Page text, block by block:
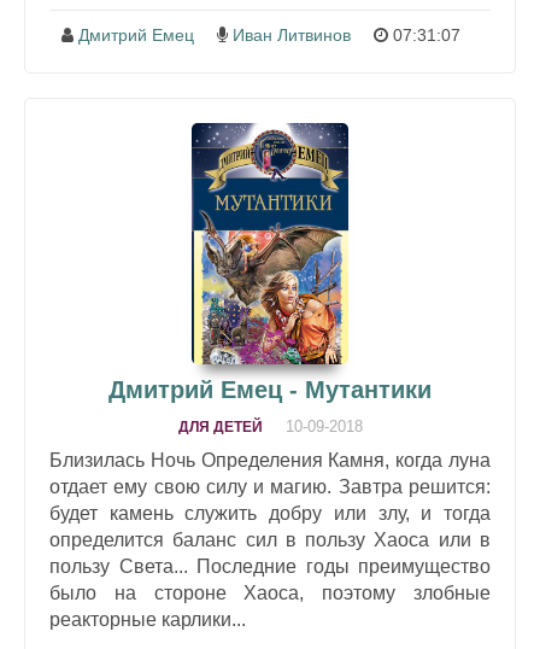
Дмитрий Емец Иван Литвинов 07:31:07
Дмитрий Емец - Мутантики
ДЛЯ ДЕТЕЙ 10-09-2018
Близилась Ночь Определения Камня, когда луна
отдает ему свою силу и магию. Завтра решится:
будет камень служить добру или злу, и тогда
определится баланс сил в пользу Хаоса или в
пользу Света... Последние годы преимущество
было на стороне Хаоса, поэтому злобные
реакторные карлики...